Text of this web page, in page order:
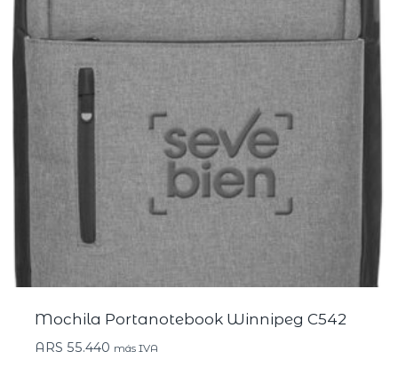
Mochila Portanotebook Winnipeg C542
ARS 55.440 más IVA